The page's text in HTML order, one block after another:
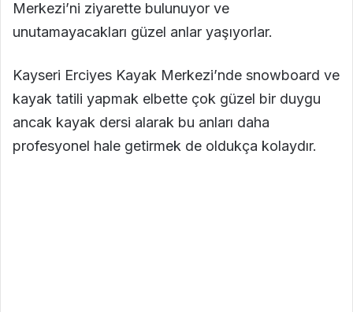
Merkezi’ni ziyarette bulunuyor ve
unutamayacakları güzel anlar yaşıyorlar.
Kayseri Erciyes Kayak Merkezi’nde snowboard ve
kayak tatili yapmak elbette çok güzel bir duygu
ancak kayak dersi alarak bu anları daha
profesyonel hale getirmek de oldukça kolaydır.